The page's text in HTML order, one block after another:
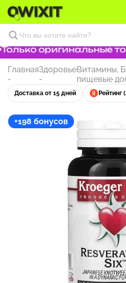
оригинальные
Главная
-
Здоровье
-
Витамины,
пищевые
Доставка от 15 дней Рейтинг
+198 бонусов